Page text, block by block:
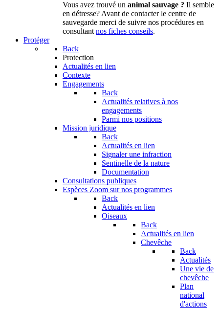
Vous avez trouvé un animal sauvage ? Il semble
en détresse? Avant de contacter le centre de
sauvegarde merci de suivre nos procédures en
consultantnos fiches conseils.
Protéger
Back
Protection
Actualités en lien
Contexte
Engagements
Back
Actualités relatives à nos
engagements
Parmi nos positions
Mission juridique
Back
Actualités en lien
Signaler une infraction
Sentinelle de la nature
Documentation
Consultations publiques
Espèces Zoom sur nos programmes
Back
Actualités en lien
Oiseaux
Back
Actualités en lien
Chevêche
Back
Actualités
Une vie de
chevêche
Plan
national
d'actions